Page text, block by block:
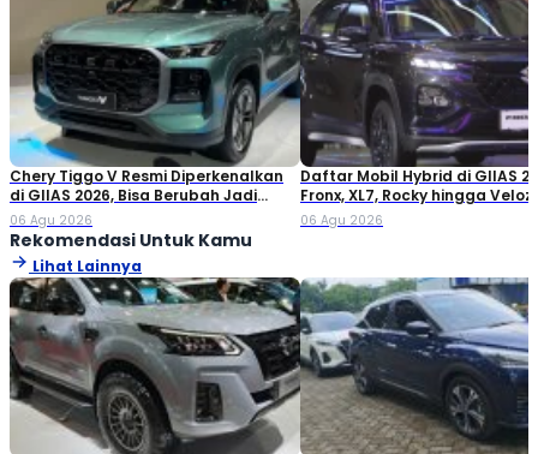
Chery Tiggo V Resmi Diperkenalkan
di GIIAS 2026, Bisa Berubah Jadi
Double Cabin
06 Agu 2026
Daftar Mobil Hybrid di GIIAS
Fronx, XL7, Rocky hingga Veloz!
06 Agu 2026
Rekomendasi Untuk Kamu
Lihat Lainnya